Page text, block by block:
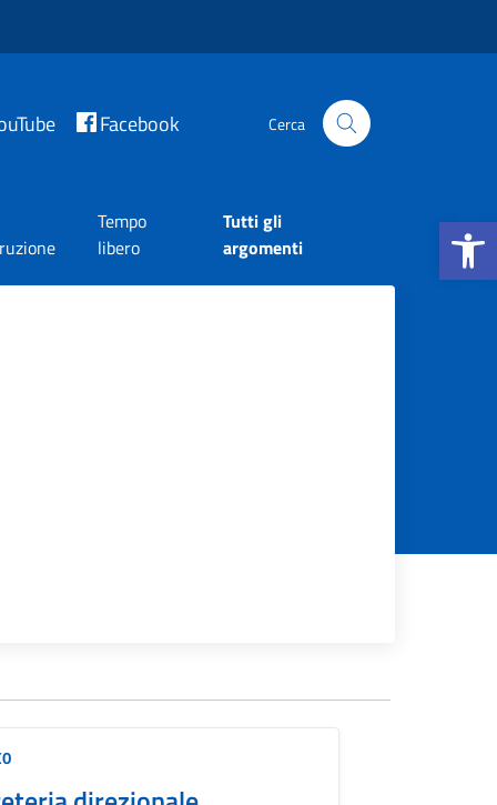
Apri la
Facebook Cerca
Tempo
libero
Tutti gli
argomenti